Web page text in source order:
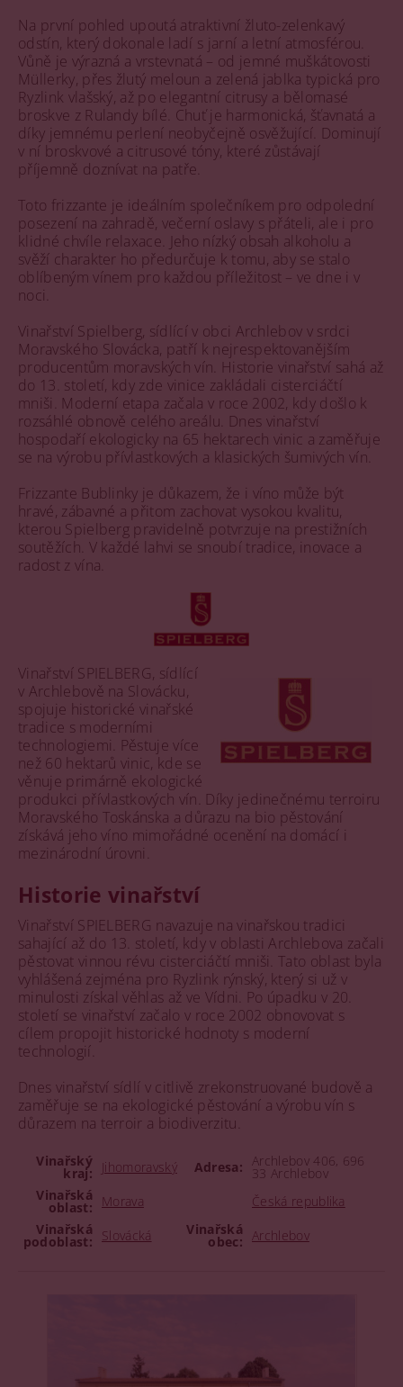
Na první pohled upoutá atraktivní žluto-zelenkavý
odstín, který dokonale ladí s jarní a letní atmosférou.
Vůně je výrazná a vrstevnatá – od jemné muškátovosti
Müllerky, přes žlutý meloun a zelená jablka typická pro
Ryzlink vlašský, až po elegantní citrusy a bělomasé
broskve z Rulandy bílé. Chuť je harmonická, šťavnatá a
díky jemnému perlení neobyčejně osvěžující. Dominují
v ní broskvové a citrusové tóny, které zůstávají
příjemně doznívat na patře.
Toto frizzante je ideálním společníkem pro odpolední
posezení na zahradě, večerní oslavy s přáteli, ale i pro
klidné chvíle relaxace. Jeho nízký obsah alkoholu a
svěží charakter ho předurčuje k tomu, aby se stalo
oblíbeným vínem pro každou příležitost – ve dne i v
noci.
Vinařství Spielberg, sídlící v obci Archlebov v srdci
Moravského Slovácka, patří k nejrespektovanějším
producentům moravských vín. Historie vinařství sahá až
do 13. století, kdy zde vinice zakládali cisterciáčtí
mniši. Moderní etapa začala v roce 2002, kdy došlo k
rozsáhlé obnově celého areálu. Dnes vinařství
hospodaří ekologicky na 65 hektarech vinic a zaměřuje
se na výrobu přívlastkových a klasických šumivých vín.
Frizzante Bublinky je důkazem, že i víno může být
hravé, zábavné a přitom zachovat vysokou kvalitu,
kterou Spielberg pravidelně potvrzuje na prestižních
soutěžích. V každé lahvi se snoubí tradice, inovace a
radost z vína.
Vinařství SPIELBERG, sídlící
v Archlebově na Slovácku,
spojuje historické vinařské
tradice s moderními
technologiemi. Pěstuje více
než 60 hektarů vinic, kde se
věnuje primárně ekologické
produkci přívlastkových vín. Díky jedinečnému terroiru
Moravského Toskánska a důrazu na bio pěstování
získává jeho víno mimořádné ocenění na domácí i
mezinárodní úrovni.
Historie vinařství
Vinařství SPIELBERG navazuje na vinařskou tradici
sahající až do 13. století, kdy v oblasti Archlebova začali
pěstovat vinnou révu cisterciáčtí mniši. Tato oblast byla
vyhlášená zejména pro Ryzlink rýnský, který si už v
minulosti získal věhlas až ve Vídni. Po úpadku v 20.
století se vinařství začalo v roce 2002 obnovovat s
cílem propojit historické hodnoty s moderní
technologií.
Dnes vinařství sídlí v citlivě zrekonstruované budově a
zaměřuje se na ekologické pěstování a výrobu vín s
důrazem na terroir a biodiverzitu.
Vinařský
kraj: Jihomoravský Adresa: Archlebov 406, 696
33 Archlebov
Vinařská
oblast: Morava
Česká republika
Vinařská
podoblast: Slovácká Vinařská
obec: Archlebov